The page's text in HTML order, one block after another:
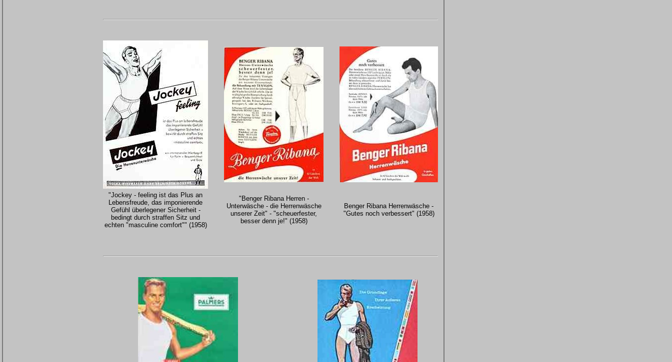
"Jockey - feeling ist das Plus an
Lebensfreude, das imponierende
Gefühl überlegener Sicherheit -
bedingt durch straffen Sitz und
echten "masculine comfort"" (1958)
"Benger Ribana Herren -
Unterwäsche - die Herrenwäsche
unserer Zeit" - "scheuerfester,
besser denn je!" (1958)
Benger Ribana Herrenwäsche -
"Gutes noch verbessert" (1958)